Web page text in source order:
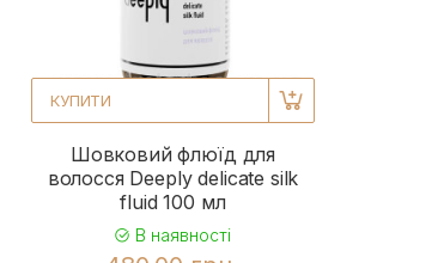
КУПИТИ
Шовковий флюїд для
волосся Deeply delicate silk
fluid 100 мл
В наявності